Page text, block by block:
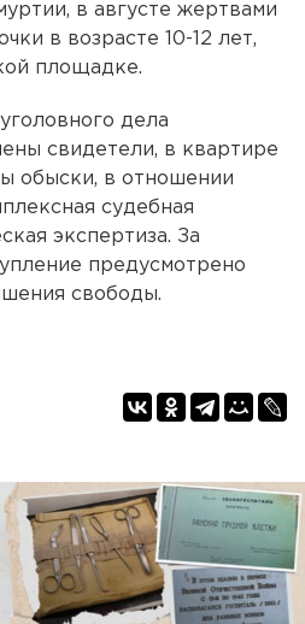
в августе жертвами
в возрасте 10-12 лет,
площадке.
дела
свидетели, в квартире
обыски, в отношении
судебная
экспертиза. За
предусмотрено
свободы.